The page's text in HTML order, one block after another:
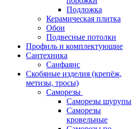
Подложка
Керамическая плитка
Обои
Подвесные потолки
Профиль и комплектующие
Сантехника
Санфаянс
Скобяные изделия (крепёж,
метизы, тросы)
Саморезы
Саморезы шурупы
Саморезы
кровельные